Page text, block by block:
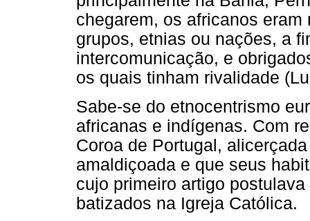
chegarem, os africanos
grupos, etnias ou nações, a
intercomunicação, e
os quais tinham rivalidade
Sabe-se do etnocentrismo
africanas e indígenas. Com
Coroa de Portugal,
amaldiçoada e que seus
cujo primeiro artigo
batizados na Igreja Católica.